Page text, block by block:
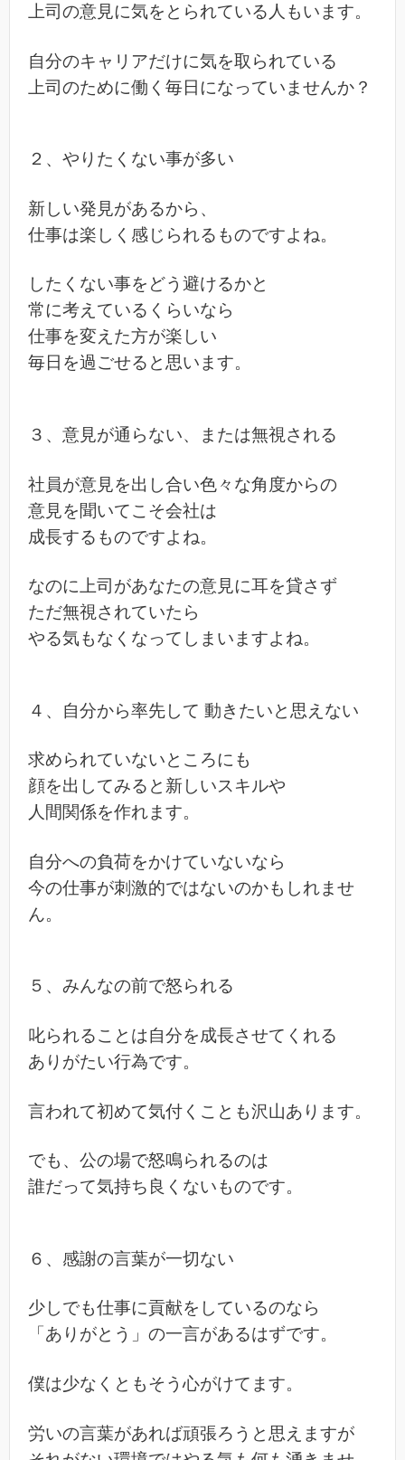
上司の意見に気をとられている人もいます。
自分のキャリアだけに気を取られている
上司のために働く毎日になっていませんか？
２、やりたくない事が多い
新しい発見があるから、
仕事は楽しく感じられるものですよね。
したくない事をどう避けるかと
常に考えているくらいなら
仕事を変えた方が楽しい
毎日を過ごせると思います。
３、意見が通らない、または無視される
社員が意見を出し合い色々な角度からの
意見を聞いてこそ会社は
成長するものですよね。
なのに上司があなたの意見に耳を貸さず
ただ無視されていたら
やる気もなくなってしまいますよね。
４、自分から率先して 動きたいと思えない
求められていないところにも
顔を出してみると新しいスキルや
人間関係を作れます。
自分への負荷をかけていないなら
今の仕事が刺激的ではないのかもしれませ
ん。
５、みんなの前で怒られる
叱られることは自分を成長させてくれる
ありがたい行為です。
言われて初めて気付くことも沢山あります。
でも、公の場で怒鳴られるのは
誰だって気持ち良くないものです。
６、感謝の言葉が一切ない
少しでも仕事に貢献をしているのなら
「ありがとう」の一言があるはずです。
僕は少なくともそう心がけてます。
労いの言葉があれば頑張ろうと思えますが